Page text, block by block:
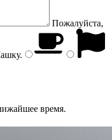
Пожалуйста,
.
время.